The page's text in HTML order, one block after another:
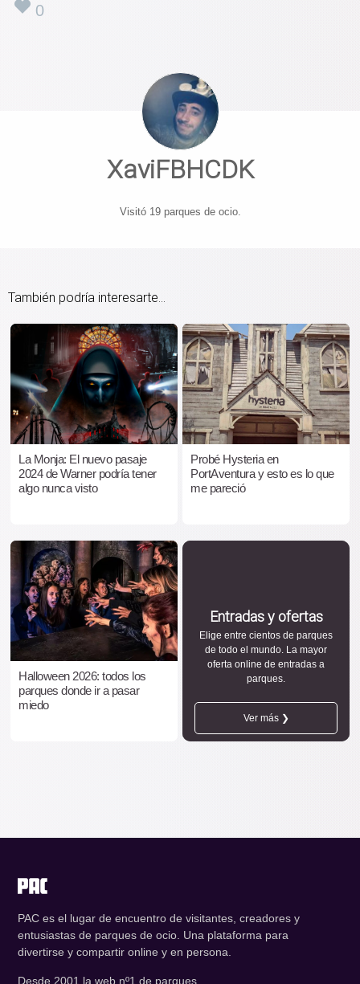
0
XaviFBHCDK
Visitó 19 parques de ocio.
También podría interesarte...
La Monja: El nuevo pasaje
2024 de Warner podría tener
algo nunca visto
Probé Hysteria en
PortAventura y esto es lo que
me pareció
Halloween 2026: todos los
parques donde ir a pasar
miedo
Entradas y ofertas
Elige entre cientos de parques
de todo el mundo. La mayor
oferta online de entradas a
parques.
Ver más ❯
PAC es el lugar de encuentro de visitantes, creadores y
entusiastas de parques de ocio. Una plataforma para
divertirse y compartir online y en persona.
Desde 2001 la web nº1 de parques.